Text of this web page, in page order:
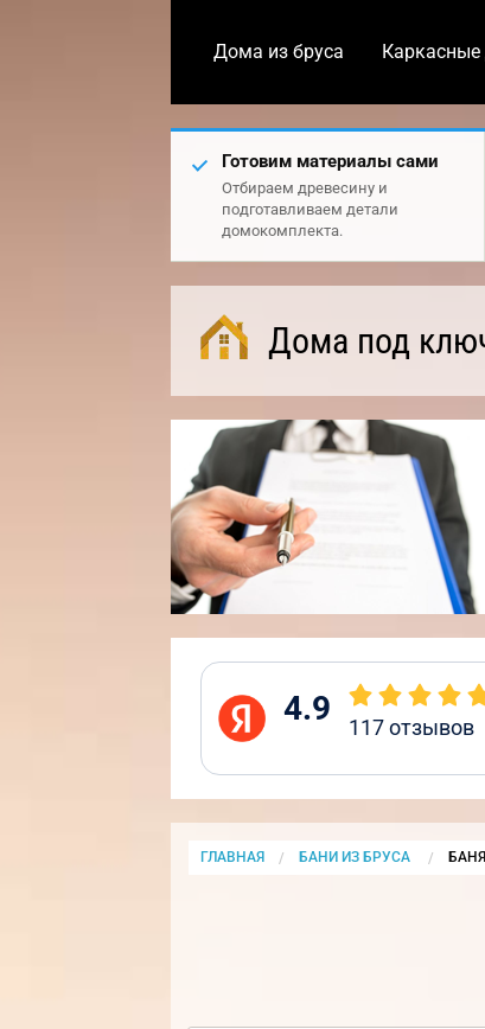
Дома из бруса
Готовим материалы сами
Отбираем древесину и
подготавливаем детали
домокомплекта.
Дома под
4.9 117отзывов
ГЛАВНАЯ БАНИ ИЗ БРУСА